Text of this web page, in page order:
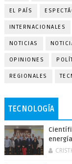
EL PAÍS
INTERNACIONALES
NOTICIAS
OPINIONES
REGIONALES
TECNOLOGÍA